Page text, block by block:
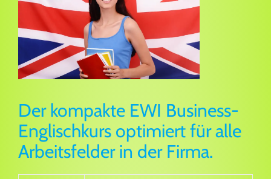
Der kompakte EWI Business-
Englischkurs optimiert für alle
Arbeitsfelder in der Firma.